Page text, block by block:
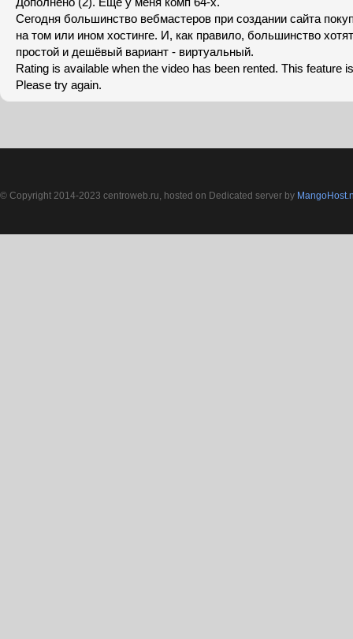
Сегодня большинство вебмастеров при создании сайта
на том или ином хостинге. И, как правило, большинство
простой и дешёвый вариант - виртуальный.
Rating is available when the video has been rented. This feature
Please try again.
© Copyright 2014-2023 centroweb.ru, hosted on Dedicated server by